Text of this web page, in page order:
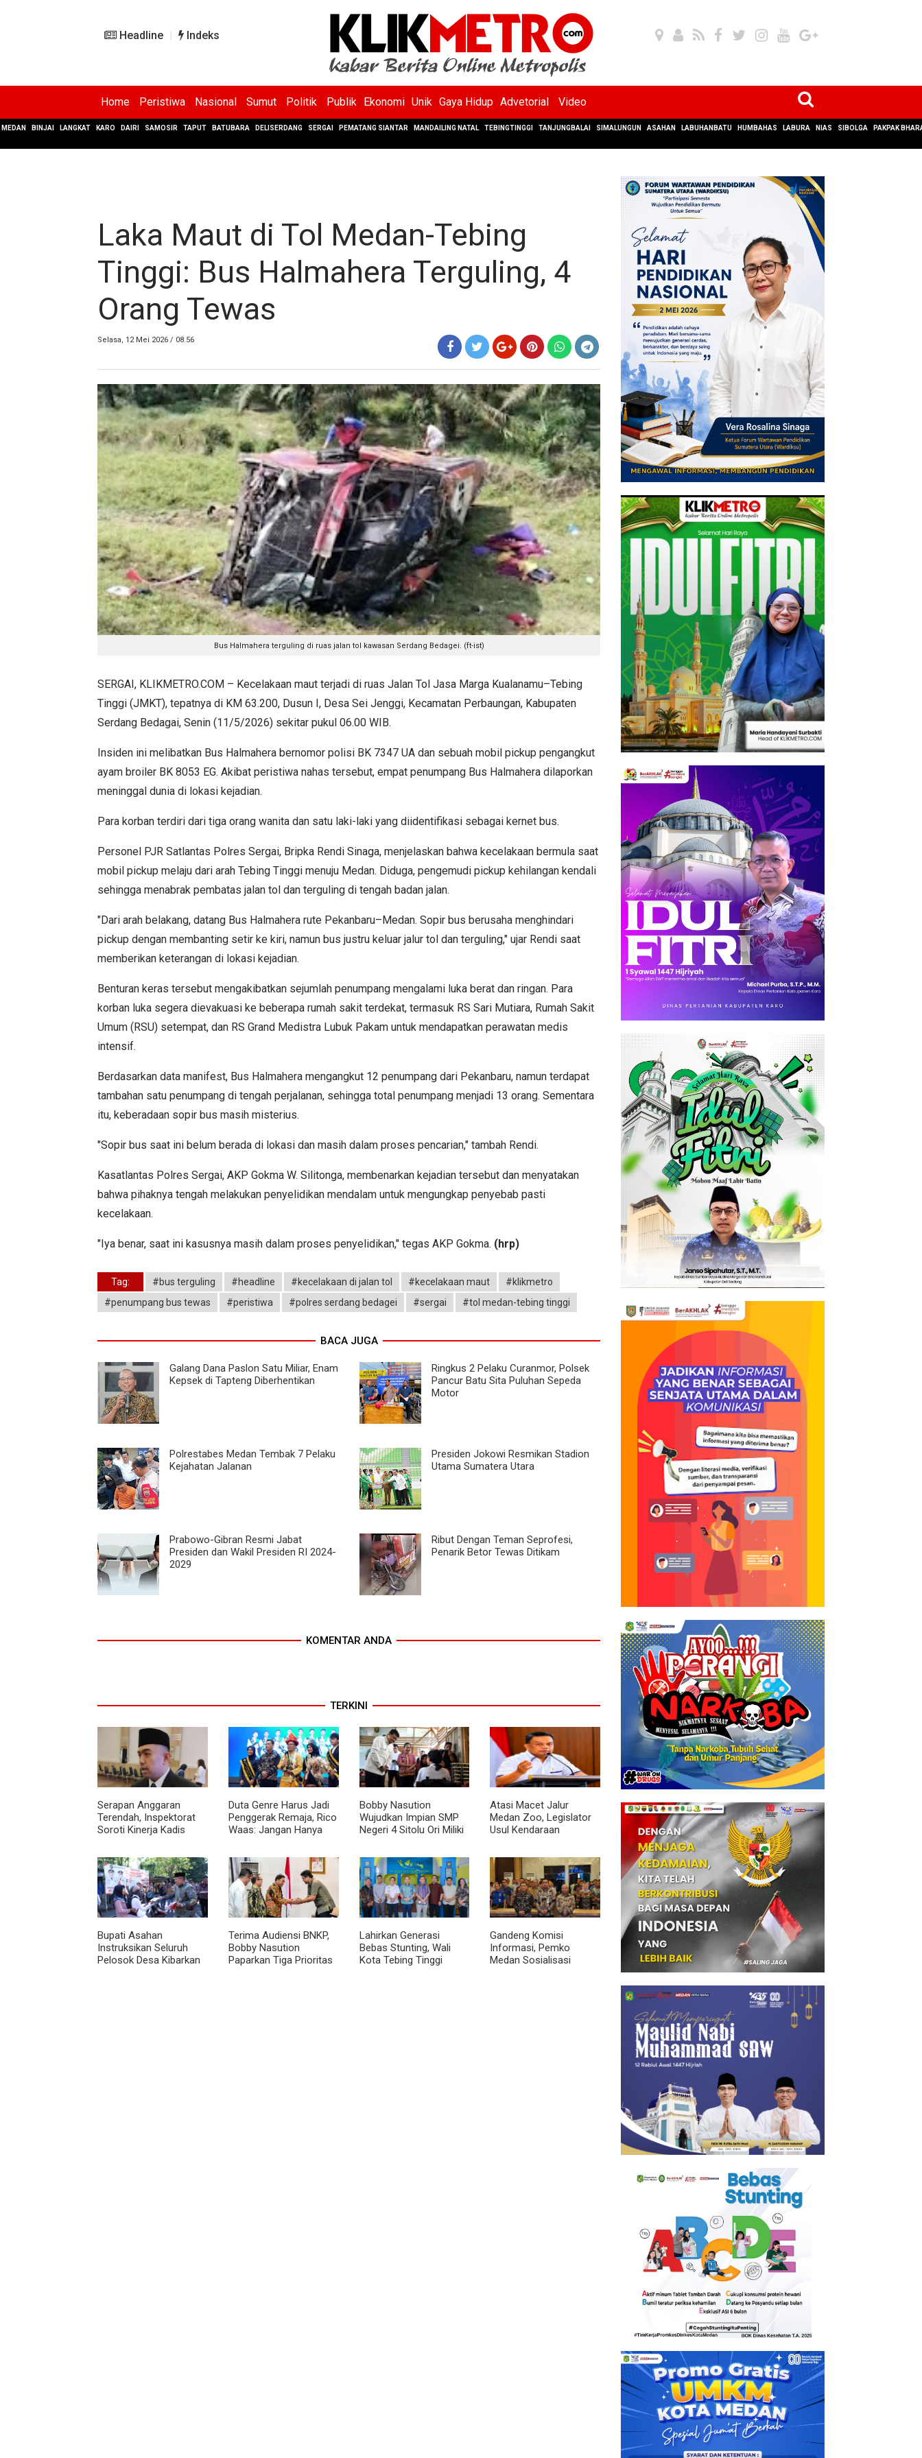
Headline Indeks
Home Peristiwa Nasional Sumut Politik Publik Ekonomi Unik Gaya Hidup Advetorial Video
MEDAN BINJAI LANGKAT KARO DAIRI SAMOSIR TAPUT BATUBARA DELISERDANG SERGAI PEMATANG SIANTAR MANDAILING NATAL TEBINGTINGGI TANJUNGBALAI SIMALUNGUN ASAHAN LABUHANBATU HUMBAHAS LABURA NIAS SIBOLGA PAKPAK
Laka Maut di Tol Medan-Tebing
Tinggi: Bus Halmahera Terguling, 4
Orang Tewas
Selasa, 12 Mei 2026 / 08.56
Bus Halmahera terguling di ruas jalan tol kawasan Serdang Bedagei. (ft-ist)
SERGAI, KLIKMETRO.COM – Kecelakaan maut terjadi di ruas Jalan Tol Jasa Marga Kualanamu–Tebing
Tinggi (JMKT), tepatnya di KM 63.200, Dusun I, Desa Sei Jenggi, Kecamatan Perbaungan, Kabupaten
Serdang Bedagai, Senin (11/5/2026) sekitar pukul 06.00 WIB.
Insiden ini melibatkan Bus Halmahera bernomor polisi BK 7347 UA dan sebuah mobil pickup pengangkut
ayam broiler BK 8053 EG. Akibat peristiwa nahas tersebut, empat penumpang Bus Halmahera dilaporkan
meninggal dunia di lokasi kejadian.
Para korban terdiri dari tiga orang wanita dan satu laki-laki yang diidentifikasi sebagai kernet bus.
Personel PJR Satlantas Polres Sergai, Bripka Rendi Sinaga, menjelaskan bahwa kecelakaan bermula saat
mobil pickup melaju dari arah Tebing Tinggi menuju Medan. Diduga, pengemudi pickup kehilangan kendali
sehingga menabrak pembatas jalan tol dan terguling di tengah badan jalan.
"Dari arah belakang, datang Bus Halmahera rute Pekanbaru–Medan. Sopir bus berusaha menghindari
pickup dengan membanting setir ke kiri, namun bus justru keluar jalur tol dan terguling," ujar Rendi saat
memberikan keterangan di lokasi kejadian.
Benturan keras tersebut mengakibatkan sejumlah penumpang mengalami luka berat dan ringan. Para
korban luka segera dievakuasi ke beberapa rumah sakit terdekat, termasuk RS Sari Mutiara, Rumah Sakit
Umum (RSU) setempat, dan RS Grand Medistra Lubuk Pakam untuk mendapatkan perawatan medis
intensif.
Berdasarkan data manifest, Bus Halmahera mengangkut 12 penumpang dari Pekanbaru, namun terdapat
tambahan satu penumpang di tengah perjalanan, sehingga total penumpang menjadi 13 orang. Sementara
itu, keberadaan sopir bus masih misterius.
"Sopir bus saat ini belum berada di lokasi dan masih dalam proses pencarian," tambah Rendi.
Kasatlantas Polres Sergai, AKP Gokma W. Silitonga, membenarkan kejadian tersebut dan menyatakan
bahwa pihaknya tengah melakukan penyelidikan mendalam untuk mengungkap penyebab pasti
kecelakaan.
"Iya benar, saat ini kasusnya masih dalam proses penyelidikan," tegas AKP Gokma. (hrp)
Tag: #bus terguling #headline #kecelakaan di jalan tol #kecelakaan maut
#klikmetro
#penumpang bus tewas
#peristiwa #polres serdang bedagei #sergai #tol medan-tebing tinggi
BACA JUGA
Galang Dana Paslon Satu Miliar, Enam
Kepsek di Tapteng Diberhentikan
Ringkus 2 Pelaku Curanmor, Polsek
Pancur Batu Sita Puluhan Sepeda
Motor
Polrestabes Medan Tembak 7 Pelaku
Kejahatan Jalanan
Presiden Jokowi Resmikan Stadion
Utama Sumatera Utara
Prabowo-Gibran Resmi Jabat
Presiden dan Wakil Presiden RI 2024-
2029
Ribut Dengan Teman Seprofesi,
Penarik Betor Tewas Ditikam
KOMENTAR ANDA
TERKINI
Serapan Anggaran
Terendah, Inspektorat
Soroti Kinerja Kadis
Duta Genre Harus Jadi
Penggerak Remaja, Rico
Waas: Jangan Hanya
Bobby Nasution
Wujudkan Impian SMP
Negeri 4 Sitolu Ori Miliki
Atasi Macet Jalur
Medan Zoo, Legislator
Usul Kendaraan
Jalur Royal Sumatera
Bupati Asahan
Instruksikan Seluruh
Pelosok Desa Kibarkan
Terima Audiensi BNKP,
Bobby Nasution
Paparkan Tiga Prioritas
Lahirkan Generasi
Bebas Stunting, Wali
Kota Tebing Tinggi
Gandeng Komisi
Informasi, Pemko
Medan Sosialisasi